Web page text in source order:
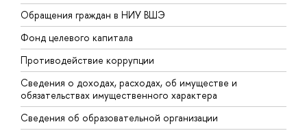
Обращения граждан в НИУ ВШЭ
Фонд целевого капитала
Противодействие коррупции
Сведения о доходах, расходах, об имуществе и
обязательствах имущественного характера
Сведения об образовательной организации